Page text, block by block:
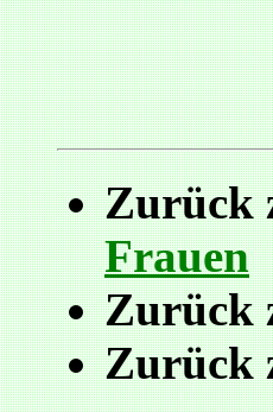
Zurück
Frauen
Zurück
Zurück